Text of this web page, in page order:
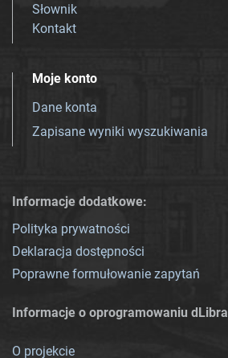
Słownik
Kontakt
Moje konto
Dane konta
Zapisane wyniki wyszukiwania
Informacje dodatkowe:
Polityka prywatności
Deklaracja dostępności
Poprawne formułowanie zapytań
Informacje o oprogramowaniu dLibra
O projekcie